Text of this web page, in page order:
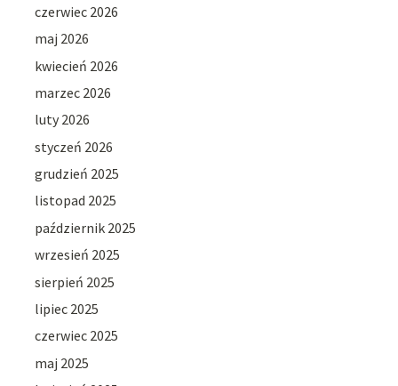
czerwiec 2026
maj 2026
kwiecień 2026
marzec 2026
luty 2026
styczeń 2026
grudzień 2025
listopad 2025
październik 2025
wrzesień 2025
sierpień 2025
lipiec 2025
czerwiec 2025
maj 2025